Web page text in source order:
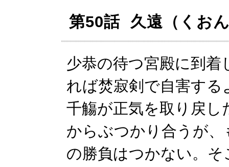
第50話 久遠（くお
少恭の待つ宮殿に到
れば焚寂剣で自害す
千觴が正気を取り戻し
からぶつかり合うが
の勝負はつかない。